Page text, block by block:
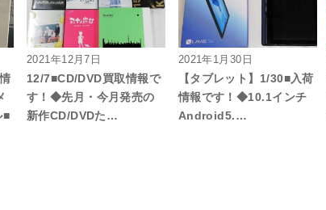
■
2021年12月7日
12/7■CD/DVD買取情報で
す！◆先月・今月発売の
新作CD/DVDた…
2021年1月30日
【タブレット】1/30■入荷
情報です！◆10.1インチ
Android5.…